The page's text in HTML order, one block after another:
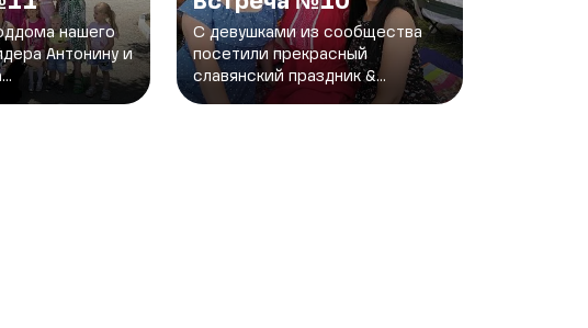
нашего
Антонину и
С девушками из сообщества
посетили прекрасный
славянский праздник &...